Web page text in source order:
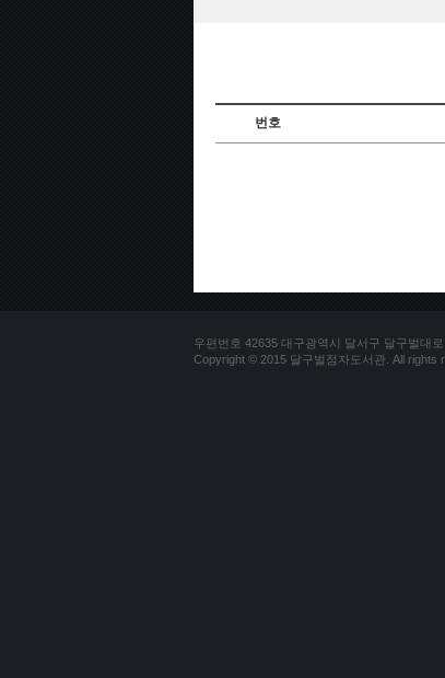
번호
우편번호 42635 대구광역시 달서구 달구벌대
Copyright © 2015 달구벌점자도서관. All rights